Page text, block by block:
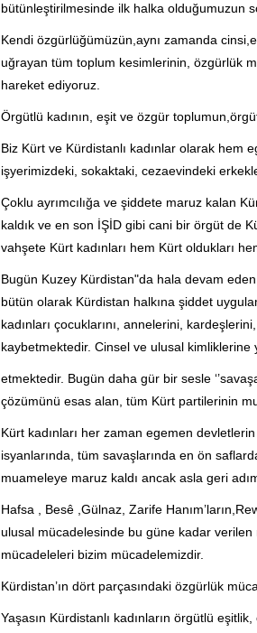
bütünleştirilmesinde ilk halka olduğumuzun
Kendi özgürlüğümüzün,aynı zamanda
uğrayan tüm toplum kesimlerinin, özgürlük
hareket ediyoruz.
Örgütlü kadının, eşit ve özgür
Biz Kürt ve Kürdistanlı kadınlar olarak hem
işyerimizdeki, sokaktaki, cezaevindeki
Çoklu ayrımcılığa ve şiddete maruz kalan
kaldık ve en son İŞİD gibi cani bir örgüt de
vahşete Kürt kadınları hem Kürt oldukları
Bugün Kuzey Kürdistan"da hala devam
bütün olarak Kürdistan halkına şiddet
kadınları çocuklarını, annelerini,
kaybetmektedir. Cinsel ve ulusal kimliklerine
etmektedir. Bugün daha gür bir sesle
çözümünü esas alan, tüm Kürt partilerinin
Kürt kadınları her zaman egemen
isyanlarında, tüm savaşlarında en ön
muameleye maruz kaldı ancak asla geri
Hafsa , Besê ,Gülnaz, Zarife
ulusal mücadelesinde bu güne kadar verilen
mücadeleleri bizim mücadelemizdir.
Kürdistan’ın dört parçasındaki özgürlük
Yaşasın Kürdistanlı kadınların örgütlü